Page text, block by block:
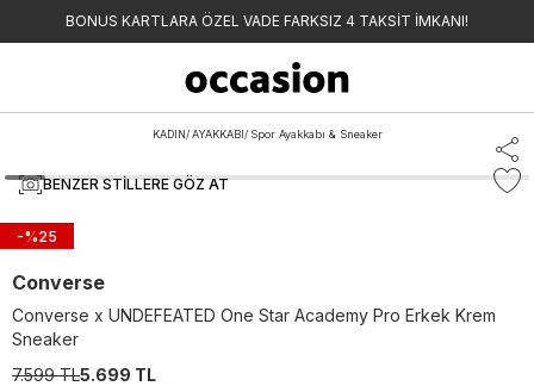
BONUS KARTLARA ÖZEL VADE FARKSIZ 4 TAKSİT İMKANI!
KADIN/ AYAKKABI/ Spor Ayakkabı & Sneaker
BENZER STILLERE GÖZ AT
-%25
Converse
Converse x UNDEFEATED One Star Academy Pro Erkek Krem
Sneaker
7.599 TL5.699 TL